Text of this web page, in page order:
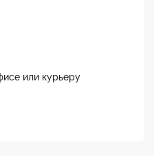
или курьеру